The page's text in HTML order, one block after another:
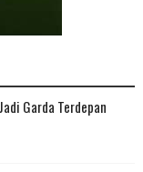
Garda Terdepan